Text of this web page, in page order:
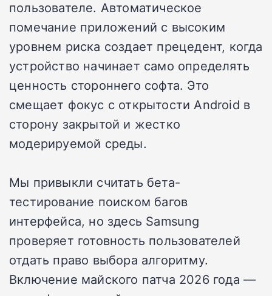
пользователе. Автоматическое
помечание приложений с высоким
уровнем риска создает прецедент, когда
устройство начинает само определять
ценность стороннего софта. Это
смещает фокус с открытости Android в
сторону закрытой и жестко
модерируемой среды.
Мы привыкли считать бета-
тестирование поиском багов
интерфейса, но здесь Samsung
проверяет готовность пользователей
отдать право выбора алгоритму.
Включение майского патча 2026 года —